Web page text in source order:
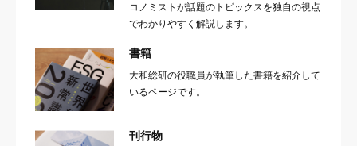
コノミストが話題のトピックスを独自の視点
でわかりやすく解説します。
書籍
大和総研の役職員が執筆した書籍を紹介して
いるページです。
刊行物